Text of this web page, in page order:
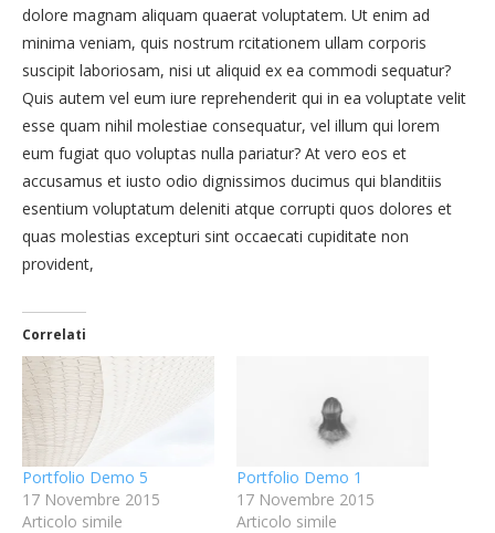
dolore magnam aliquam quaerat voluptatem. Ut enim ad
minima veniam, quis nostrum rcitationem ullam corporis
suscipit laboriosam, nisi ut aliquid ex ea commodi sequatur?
Quis autem vel eum iure reprehenderit qui in ea voluptate velit
esse quam nihil molestiae consequatur, vel illum qui lorem
eum fugiat quo voluptas nulla pariatur? At vero eos et
accusamus et iusto odio dignissimos ducimus qui blanditiis
esentium voluptatum deleniti atque corrupti quos dolores et
quas molestias excepturi sint occaecati cupiditate non
provident,
Correlati
Portfolio Demo 5
17 Novembre 2015
Articolo simile
Portfolio Demo 1
17 Novembre 2015
Articolo simile